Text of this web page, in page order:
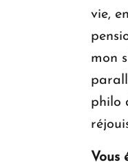
vie,
mon
philo
Vous